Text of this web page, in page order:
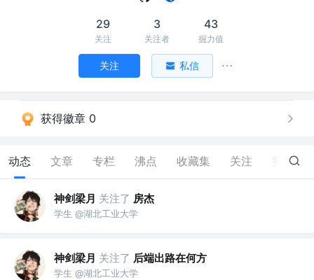
29
关注
3
关注者
43
掘力值
关注 私信
获得徽章 0
动态 文章 专栏 沸点 收藏集 关注 3
神剑梁月 关注了 房杰
学生 @湖北工业大学
神剑梁月 关注了 后端出路在何方
学生 @湖北工业大学